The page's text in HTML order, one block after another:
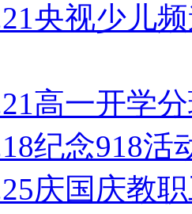
央视少儿
高一开学
纪念918活
庆国庆教